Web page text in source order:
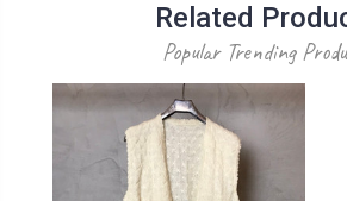
Related
Popular Trending